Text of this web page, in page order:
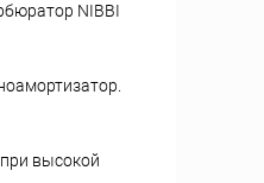
NIBBI
высокой